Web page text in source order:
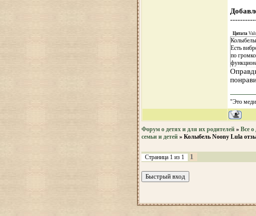
Цитата
Есть
по
"Это
Форум о детях и для их родителей » Все о
семьи и детей » Колыбель Noony Lula
Страница 1 из 1 1